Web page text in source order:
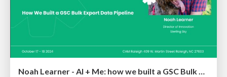
Noah Learner - AI + Me: how we built a GSC Bulk Export data pipeline